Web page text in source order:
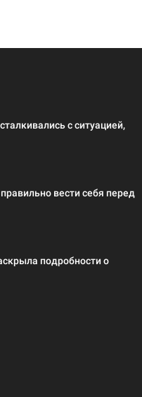
с ситуацией,
вести себя перед
подробности о